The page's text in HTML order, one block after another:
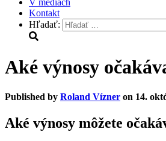
V médiách
Kontakt
Hľadať:
Aké výnosy
Published by Roland Vízner on 14.
Aké výnosy môžete